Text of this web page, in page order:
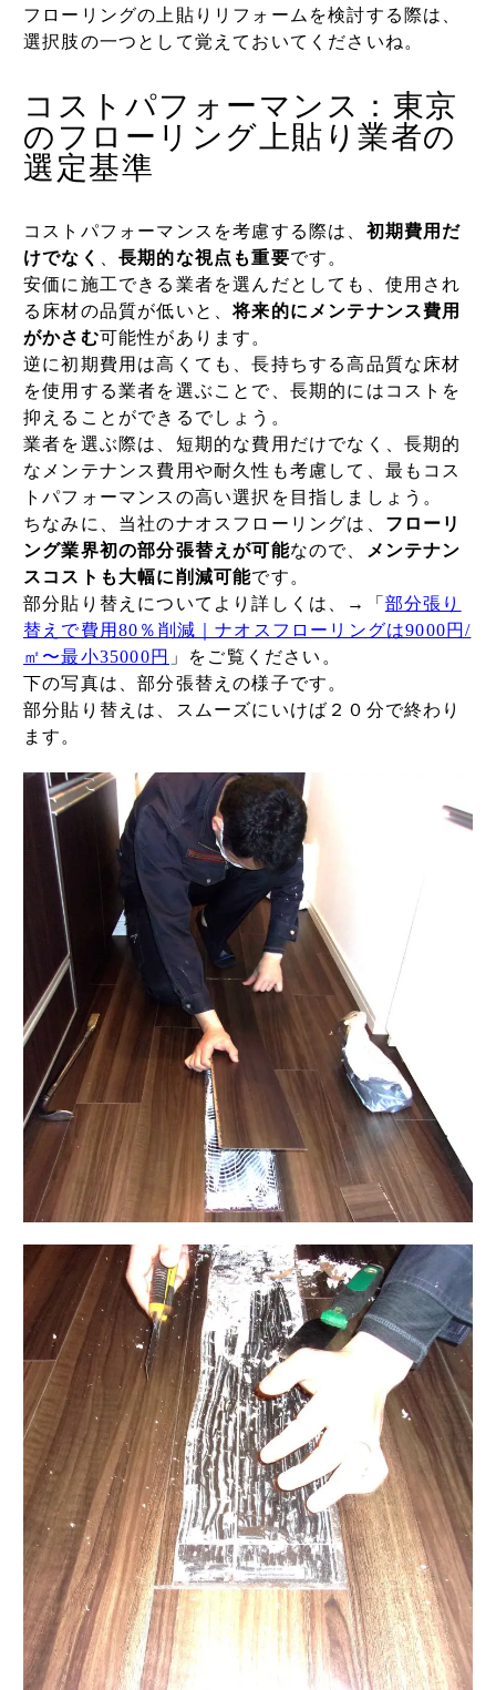
フローリングの上貼りリフォームを検討する際は、
選択肢の一つとして覚えておいてくださいね。
コストパフォーマンス：東京
のフローリング上貼り業者の
選定基準
コストパフォーマンスを考慮する際は、 初期費用だ
けでなく 、長期的な視点も重要です。
安価に施工できる業者を選んだとしても、使用され
る床材の品質が低いと、将来的にメンテナンス費用
がかさむ可能性があります。
逆に初期費用は高くても、長持ちする高品質な床材
を使用する業者を選ぶことで、長期的にはコストを
抑えることができるでしょう。
業者を選ぶ際は、短期的な費用だけでなく、長期的
なメンテナンス費用や耐久性も考慮して、最もコス
トパフォーマンスの高い選択を目指しましょう。
ちなみに、当社のナオスフローリングは、 フローリ
ング業界初の部分張替えが可能なので、 メンテナン
スコストも大幅に削減可能です。
部分貼り替えについてより詳しくは、→「 部分張り
替えで費用80％削減｜ナオスフローリングは9000円/
㎡〜最小35000円 」をご覧ください。
下の写真は、部分張替えの様子です。
部分貼り替えは、スムーズにいけば２０分で終わり
ます。